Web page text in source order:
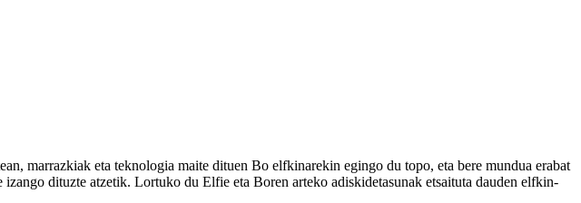
marrazkiak eta teknologia maite dituen Bo elfkinarekin egingo du topo, eta bere mundua erabat
dituzte atzetik. Lortuko du Elfie eta Boren arteko adiskidetasunak etsaituta dauden elfkin-